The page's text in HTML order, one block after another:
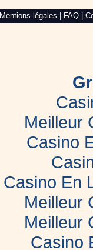
Mentions légales | FAQ |
Meilleur
Casino
Casino En
Meilleur
Meilleur
Casino